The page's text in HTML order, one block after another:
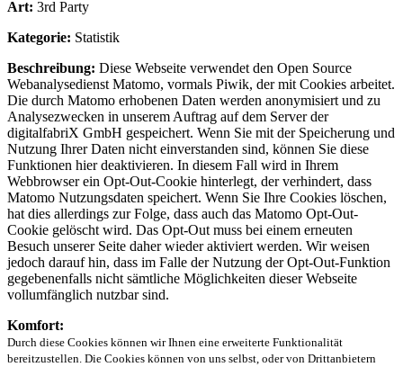
Art: 3rd Party
Kategorie: Statistik
Beschreibung: Diese Webseite verwendet den Open Source
Webanalysedienst Matomo, vormals Piwik, der mit Cookies arbeitet.
Die durch Matomo erhobenen Daten werden anonymisiert und zu
Analysezwecken in unserem Auftrag auf dem Server der
digitalfabriX GmbH gespeichert. Wenn Sie mit der Speicherung und
Nutzung Ihrer Daten nicht einverstanden sind, können Sie diese
Funktionen hier deaktivieren. In diesem Fall wird in Ihrem
Webbrowser ein Opt-Out-Cookie hinterlegt, der verhindert, dass
Matomo Nutzungsdaten speichert. Wenn Sie Ihre Cookies löschen,
hat dies allerdings zur Folge, dass auch das Matomo Opt-Out-
Cookie gelöscht wird. Das Opt-Out muss bei einem erneuten
Besuch unserer Seite daher wieder aktiviert werden. Wir weisen
jedoch darauf hin, dass im Falle der Nutzung der Opt-Out-Funktion
gegebenenfalls nicht sämtliche Möglichkeiten dieser Webseite
vollumfänglich nutzbar sind.
Komfort:
Durch diese Cookies können wir Ihnen eine erweiterte Funktionalität
bereitzustellen. Die Cookies können von uns selbst, oder von Drittanbietern